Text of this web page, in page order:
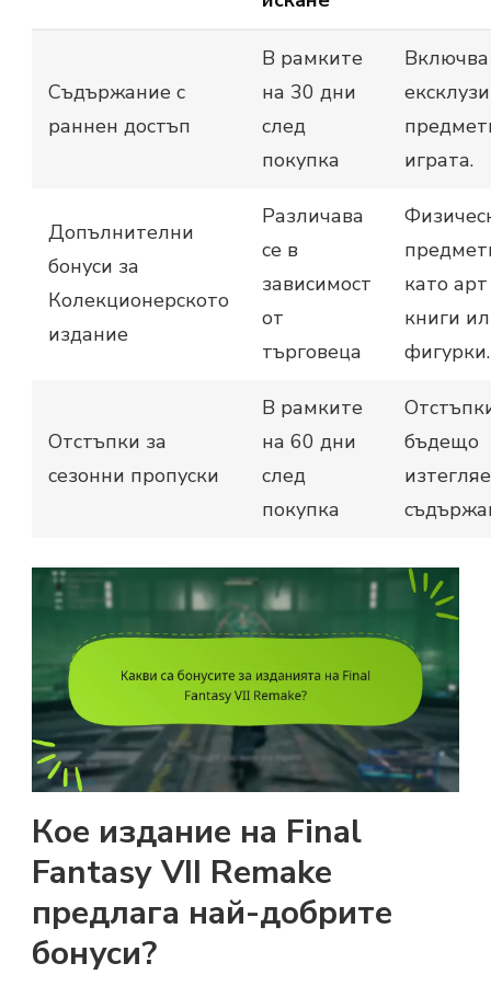
Съдържание с
раннен достъп
В рамките
на 30 дни
след
покупка
Включва
играта.
Допълнителни
бонуси за
Колекционерското
издание
Различава
се в
зависимост
от
търговеца
като арт
книги
фигурки.
Отстъпки за
сезонни пропуски
В рамките
на 60 дни
след
покупка
бъдещо
Кое издание на Final
Fantasy VII Remake
предлага най-добрите
бонуси?